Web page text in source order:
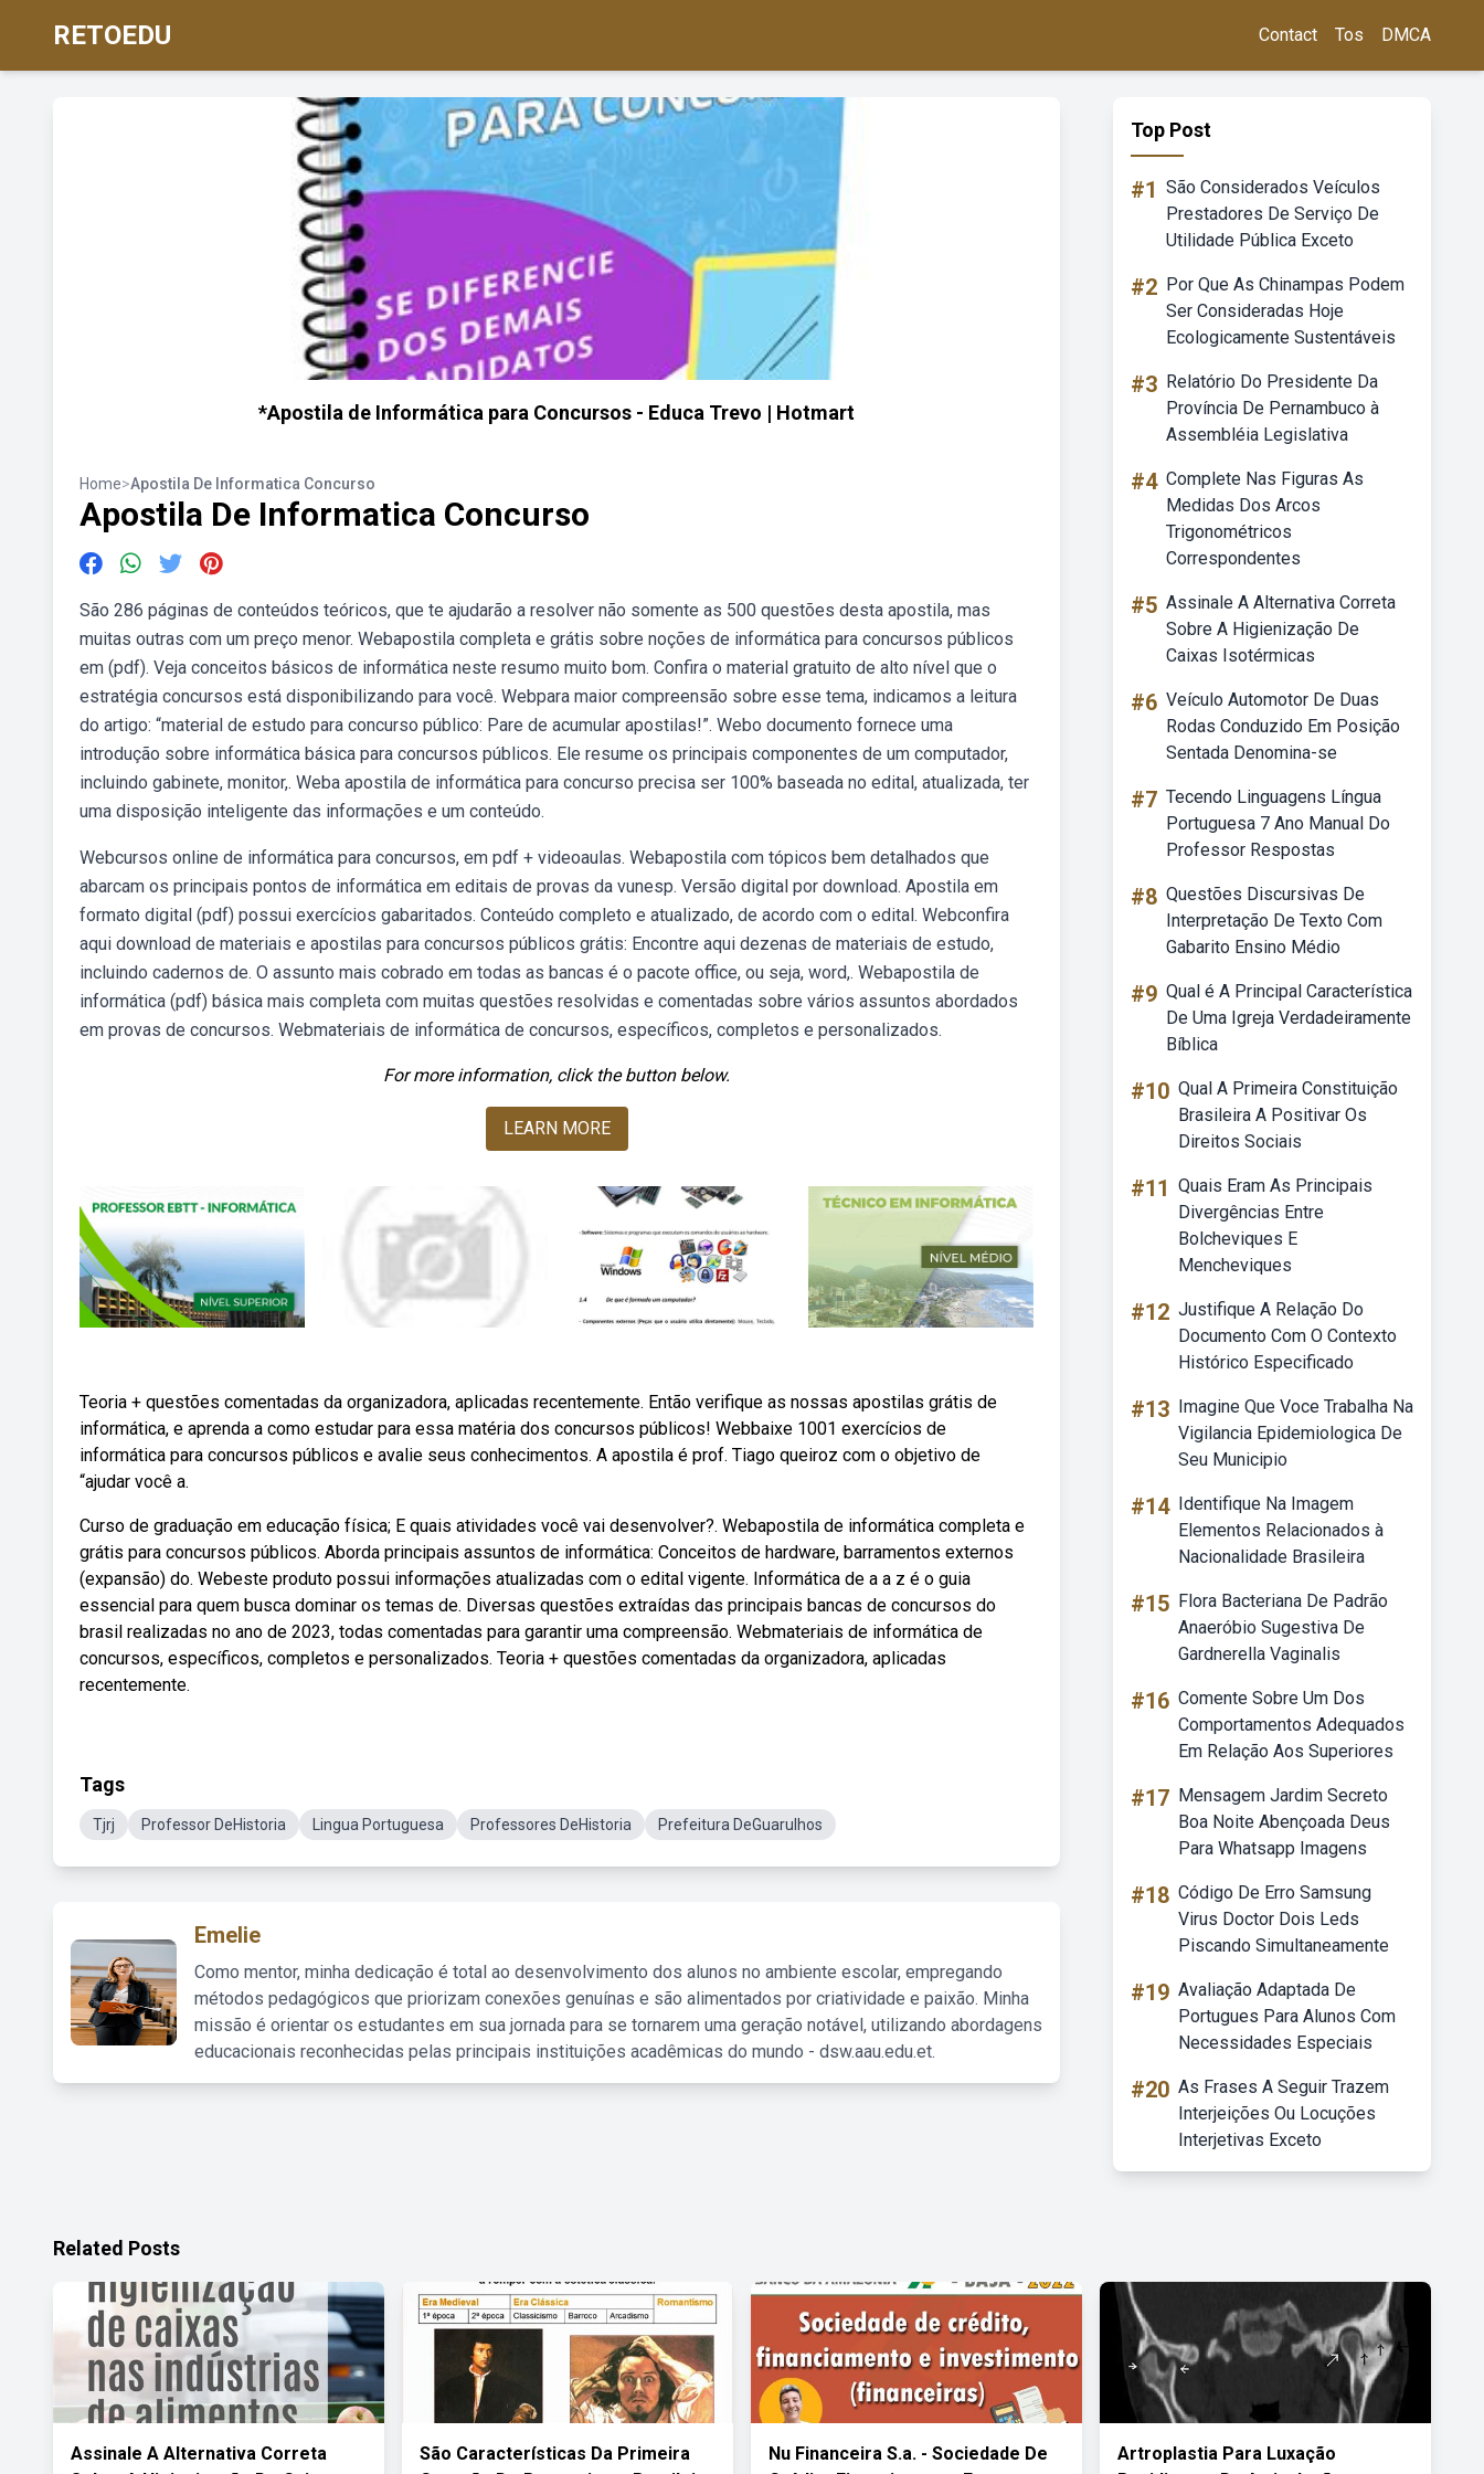
RETOEDU Contact Tos DMCA
*Apostila de Informática para Concursos - Educa Trevo | Hotmart
Home>Apostila De Informatica Concurso
Apostila De Informatica Concurso
São 286 páginas de conteúdos teóricos, que te ajudarão a resolver não somente as 500 questões desta apostila, mas
muitas outras com um preço menor. Webapostila completa e grátis sobre noções de informática para concursos públicos
em (pdf). Veja conceitos básicos de informática neste resumo muito bom. Confira o material gratuito de alto nível que o
estratégia concursos está disponibilizando para você. Webpara maior compreensão sobre esse tema, indicamos a leitura
do artigo: “material de estudo para concurso público: Pare de acumular apostilas!”. Webo documento fornece uma
introdução sobre informática básica para concursos públicos. Ele resume os principais componentes de um computador,
incluindo gabinete, monitor,. Weba apostila de informática para concurso precisa ser 100% baseada no edital, atualizada, ter
uma disposição inteligente das informações e um conteúdo.
Webcursos online de informática para concursos, em pdf + videoaulas. Webapostila com tópicos bem detalhados que
abarcam os principais pontos de informática em editais de provas da vunesp. Versão digital por download. Apostila em
formato digital (pdf) possui exercícios gabaritados. Conteúdo completo e atualizado, de acordo com o edital. Webconfira
aqui download de materiais e apostilas para concursos públicos grátis: Encontre aqui dezenas de materiais de estudo,
incluindo cadernos de. O assunto mais cobrado em todas as bancas é o pacote office, ou seja, word,. Webapostila de
informática (pdf) básica mais completa com muitas questões resolvidas e comentadas sobre vários assuntos abordados
em provas de concursos. Webmateriais de informática de concursos, específicos, completos e personalizados.
For more information, click the button below.
LEARN MORE
Teoria + questões comentadas da organizadora, aplicadas recentemente. Então verifique as nossas apostilas grátis de
informática, e aprenda a como estudar para essa matéria dos concursos públicos! Webbaixe 1001 exercícios de
informática para concursos públicos e avalie seus conhecimentos. A apostila é prof. Tiago queiroz com o objetivo de
“ajudar você a.
Curso de graduação em educação física; E quais atividades você vai desenvolver?. Webapostila de informática completa e
grátis para concursos públicos. Aborda principais assuntos de informática: Conceitos de hardware, barramentos externos
(expansão) do. Webeste produto possui informações atualizadas com o edital vigente. Informática de a a z é o guia
essencial para quem busca dominar os temas de. Diversas questões extraídas das principais bancas de concursos do
brasil realizadas no ano de 2023, todas comentadas para garantir uma compreensão. Webmateriais de informática de
concursos, específicos, completos e personalizados. Teoria + questões comentadas da organizadora, aplicadas
recentemente.
Tags
Tjrj Professor DeHistoria Lingua Portuguesa Professores DeHistoria Prefeitura DeGuarulhos
Emelie
Como mentor, minha dedicação é total ao desenvolvimento dos alunos no ambiente escolar, empregando
métodos pedagógicos que priorizam conexões genuínas e são alimentados por criatividade e paixão. Minha
missão é orientar os estudantes em sua jornada para se tornarem uma geração notável, utilizando abordagens
educacionais reconhecidas pelas principais instituições acadêmicas do mundo - dsw.aau.edu.et.
Top Post
#1 São Considerados Veículos
Prestadores De Serviço De
Utilidade Pública Exceto
#2 Por Que As Chinampas Podem
Ser Consideradas Hoje
Ecologicamente Sustentáveis
#3 Relatório Do Presidente Da
Província De Pernambuco à
Assembléia Legislativa
#4 Complete Nas Figuras As
Medidas Dos Arcos
Trigonométricos
Correspondentes
#5 Assinale A Alternativa Correta
Sobre A Higienização De
Caixas Isotérmicas
#6 Veículo Automotor De Duas
Rodas Conduzido Em Posição
Sentada Denomina-se
#7 Tecendo Linguagens Língua
Portuguesa 7 Ano Manual Do
Professor Respostas
#8 Questões Discursivas De
Interpretação De Texto Com
Gabarito Ensino Médio
#9 Qual é A Principal Característica
De Uma Igreja Verdadeiramente
Bíblica
#10 Qual A Primeira Constituição
Brasileira A Positivar Os
Direitos Sociais
#11 Quais Eram As Principais
Divergências Entre
Bolcheviques E
Mencheviques
#12 Justifique A Relação Do
Documento Com O Contexto
Histórico Especificado
#13 Imagine Que Voce Trabalha Na
Vigilancia Epidemiologica De
Seu Municipio
#14 Identifique Na Imagem
Elementos Relacionados à
Nacionalidade Brasileira
#15 Flora Bacteriana De Padrão
Anaeróbio Sugestiva De
Gardnerella Vaginalis
#16 Comente Sobre Um Dos
Comportamentos Adequados
Em Relação Aos Superiores
#17 Mensagem Jardim Secreto
Boa Noite Abençoada Deus
Para Whatsapp Imagens
#18 Código De Erro Samsung
Virus Doctor Dois Leds
Piscando Simultaneamente
#19 Avaliação Adaptada De
Portugues Para Alunos Com
Necessidades Especiais
#20 As Frases A Seguir Trazem
Interjeições Ou Locuções
Interjetivas Exceto
Related Posts
Assinale A Alternativa Correta
São Características Da Primeira
Nu Financeira S.a. - Sociedade De
Artroplastia Para Luxação